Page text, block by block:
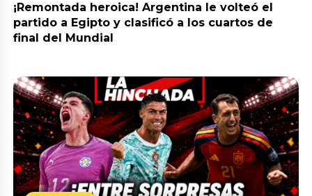
¡Remontada heroica! Argentina le volteó el
partido a Egipto y clasificó a los cuartos de
final del Mundial